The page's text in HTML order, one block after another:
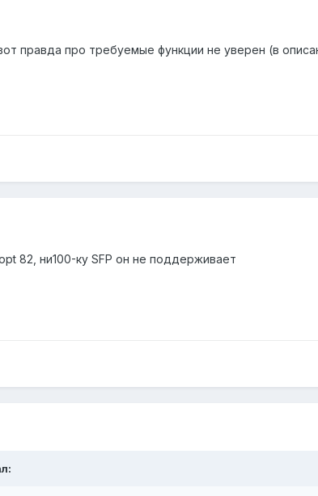
правда про требуемые функции не уверен (в
82, ни100-ку SFP он не поддерживает